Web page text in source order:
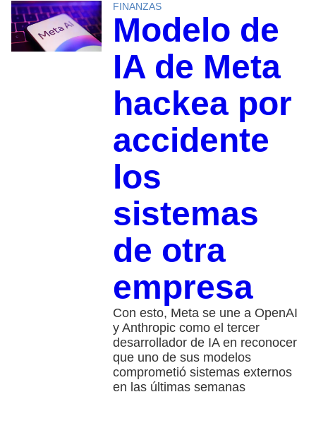
FINANZAS
Modelo de
IA de Meta
hackea por
accidente
los
sistemas
de otra
empresa
Con esto, Meta se une a OpenAI
y Anthropic como el tercer
desarrollador de IA en reconocer
que uno de sus modelos
comprometió sistemas externos
en las últimas semanas